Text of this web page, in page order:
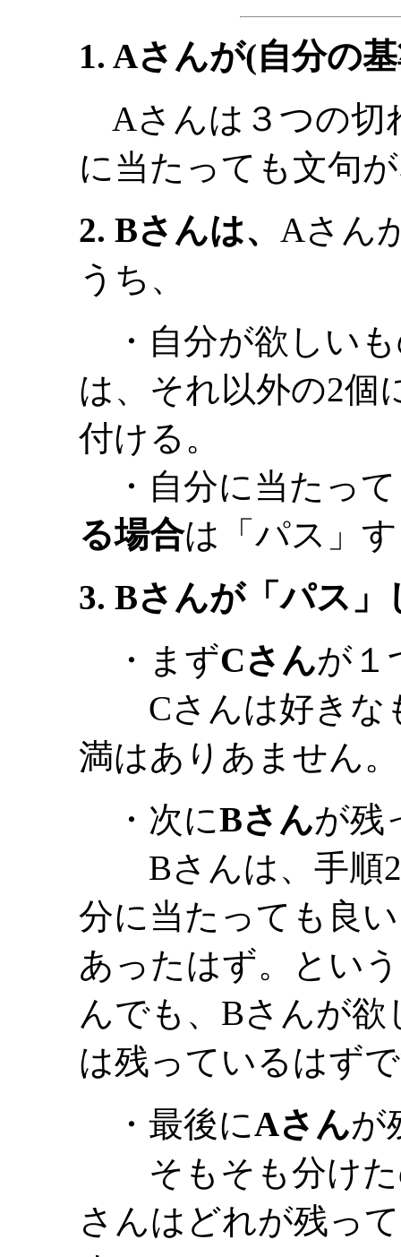
1. Aさんが(自分の
Aさんは３つの切
に当たっても文句
2. Bさんは、 Aさん
うち、
・自分が欲しい
は、それ以外の2個
付ける。
・自分に当たっ
る場合は「パス」
3. Bさんが「パス」
・まずCさんが１
Cさんは好きな
満はありあません。
・次にBさんが残
Bさんは、手順2
分に当たっても良
あったはず。とい
んでも、Bさんが
は残っているはず
・最後にAさんが
そもそも分けた
さんはどれが残っ